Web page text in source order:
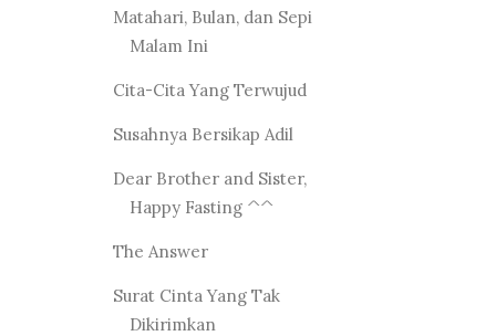
Matahari, Bulan, dan Sepi
Malam Ini
Cita-Cita Yang Terwujud
Susahnya Bersikap Adil
Dear Brother and Sister,
Happy Fasting ^^
The Answer
Surat Cinta Yang Tak
Dikirimkan